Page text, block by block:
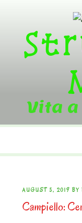
content
Vita
POSTED
ON
AUGUST 5, 2019 BY
Campiello: